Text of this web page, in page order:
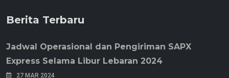
Berita Terbaru
Jadwal Operasional dan Pengiriman SAPX
Express Selama Libur Lebaran 2024
27 MAR 2024